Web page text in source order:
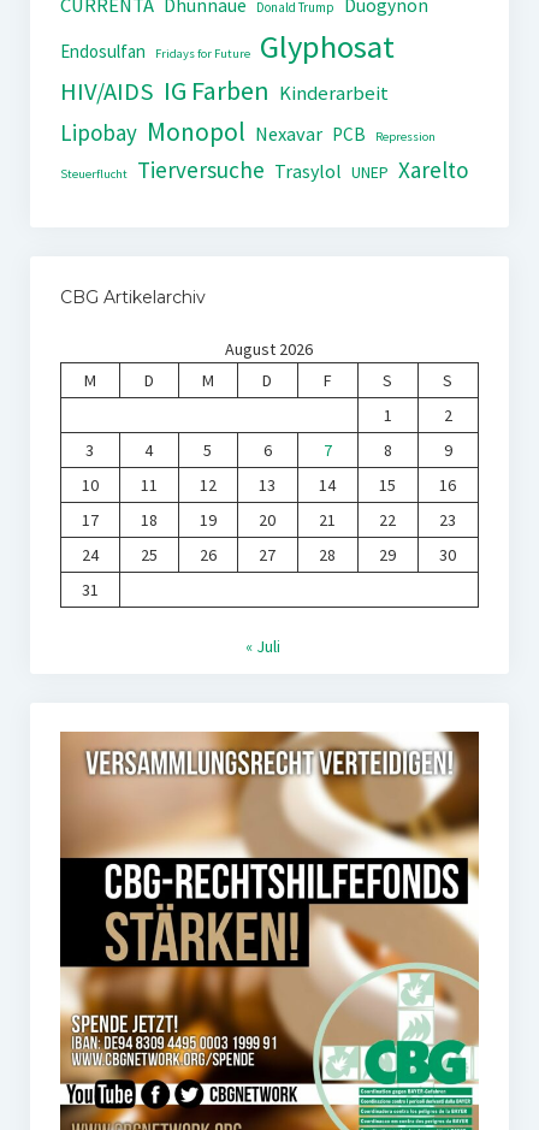
CURRENTA Dhünnaue Donald Trump
Duogynon
Endosulfan
Fridays for Future Glyphosat
HIV/AIDS IG Farben Kinderarbeit
Lipobay Monopol Nexavar PCB Repression
Steuerflucht Tierversuche Trasylol UNEP Xarelto
CBG Artikelarchiv
August 2026
M
D M D F S
S
1
2
3
4 5 6 7 8
9
10
11 12 13 14 15
16
17
18 19 20 21 22
23
24
25 26 27 28 29
30
31
« Juli